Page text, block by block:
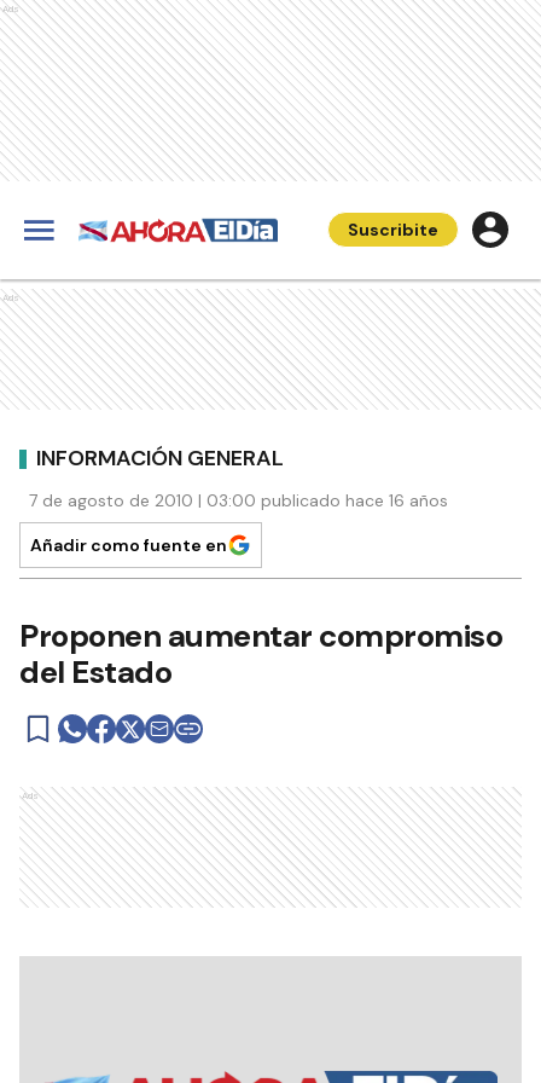
Ads
Suscribite
Ads
INFORMACIÓN GENERAL
7 de agosto de 2010 | 03:00 publicado hace 16 años
Añadir como fuente en
Proponen aumentar compromiso
del Estado
Ads